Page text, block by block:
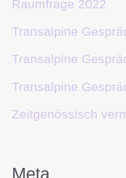
Raumfrage 2022
Transalpine
Transalpine
Transalpine
Zeitgenössisch
Meta